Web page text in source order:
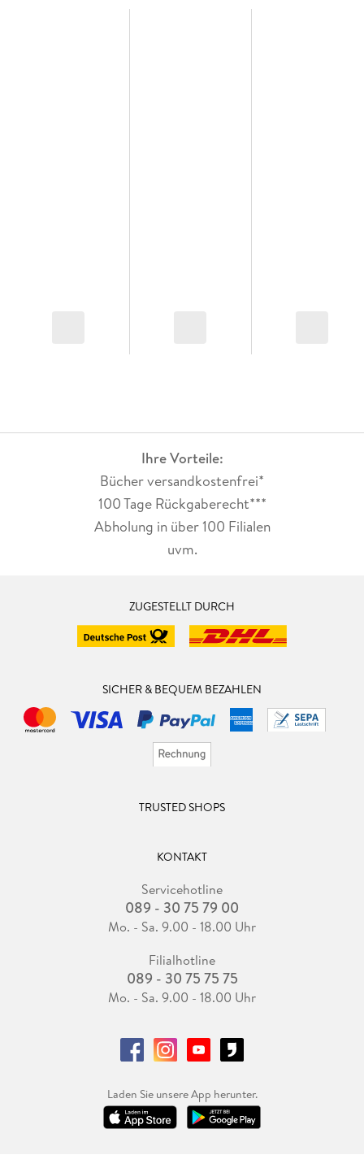
Ihre Vorteile:
Bücher versandkostenfrei*
100 Tage Rückgaberecht***
Abholung in über 100 Filialen
uvm.
ZUGESTELLT DURCH
SICHER & BEQUEM BEZAHLEN
TRUSTED SHOPS
KONTAKT
Servicehotline
089 - 30 75 79 00
Mo. - Sa. 9.00 - 18.00 Uhr
Filialhotline
089 - 30 75 75 75
Mo. - Sa. 9.00 - 18.00 Uhr
Laden Sie unsere App herunter.